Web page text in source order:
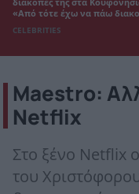
διακοπές της στα
«Από τότε έχω να πάω
CELEBRITIES
Maestro:
Νetflix
Στο ξένο Νetflix ο
του